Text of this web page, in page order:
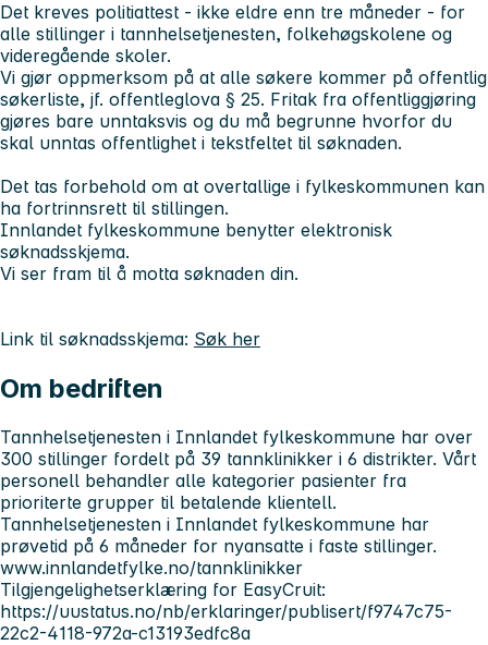
Det kreves politiattest - ikke eldre enn tre måneder - for
alle stillinger i tannhelsetjenesten, folkehøgskolene og
videregående skoler.
Vi gjør oppmerksom på at alle søkere kommer på offentlig
søkerliste, jf. offentleglova § 25. Fritak fra offentliggjøring
gjøres bare unntaksvis og du må begrunne hvorfor du
skal unntas offentlighet i tekstfeltet til søknaden.
Det tas forbehold om at overtallige i fylkeskommunen kan
ha fortrinnsrett til stillingen.
Innlandet fylkeskommune benytter elektronisk
søknadsskjema.
Vi ser fram til å motta søknaden din.
Link til søknadsskjema: Søk her
Om bedriften
Tannhelsetjenesten i Innlandet fylkeskommune har over
300 stillinger fordelt på 39 tannklinikker i 6 distrikter. Vårt
personell behandler alle kategorier pasienter fra
prioriterte grupper til betalende klientell.
Tannhelsetjenesten i Innlandet fylkeskommune har
prøvetid på 6 måneder for nyansatte i faste stillinger.
www.innlandetfylke.no/tannklinikker
Tilgjengelighetserklæring for EasyCruit:
https://uustatus.no/nb/erklaringer/publisert/f9747c75-
22c2-4118-972a-c13193edfc8a